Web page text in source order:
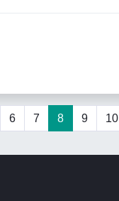
6 7 8 9 10